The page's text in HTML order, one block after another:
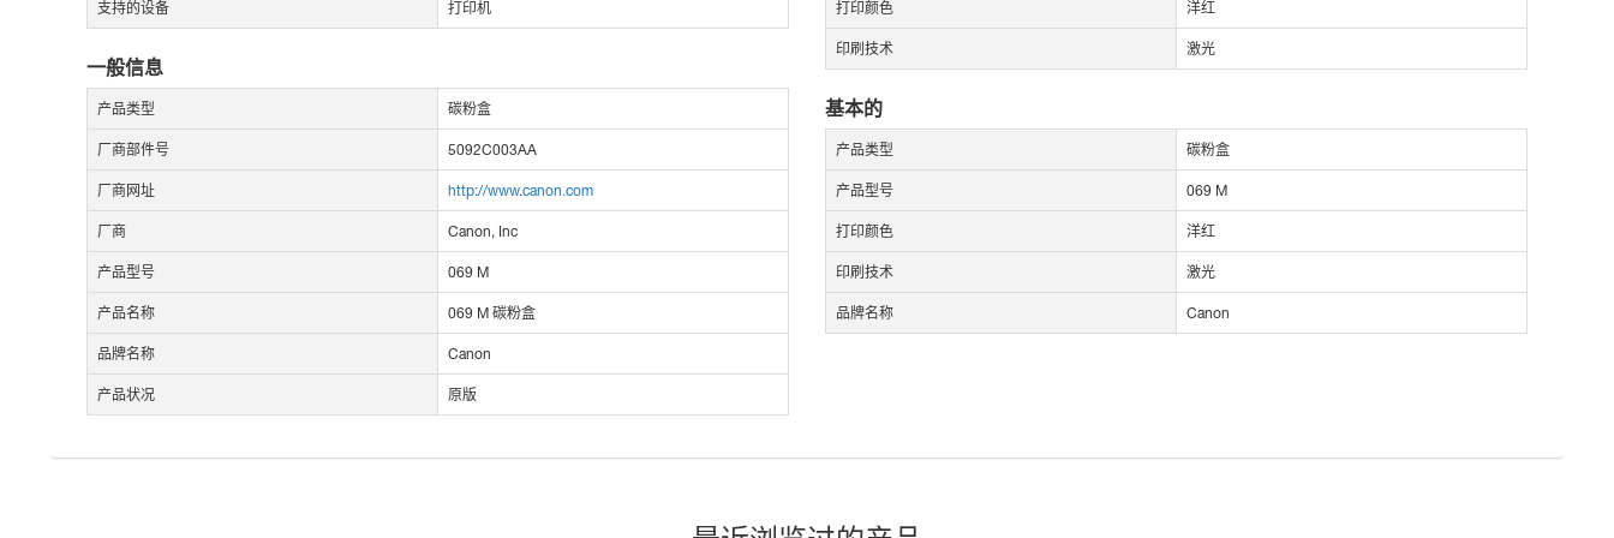
支持的设备 打印机
一般信息
产品类型 碳粉盒
厂商部件号 5092C003AA
厂商网址 http://www.canon.com
厂商 Canon, Inc
产品型号 069 M
产品名称 069 M 碳粉盒
品牌名称 Canon
产品状况 原版
打印颜色 洋红
印刷技术 激光
基本的
产品类型 碳粉盒
产品型号 069 M
打印颜色 洋红
印刷技术 激光
品牌名称 Canon